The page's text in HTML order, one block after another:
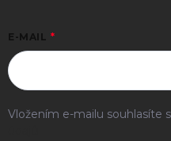
E-MAIL
Vložením e-mailu souhlasíte s